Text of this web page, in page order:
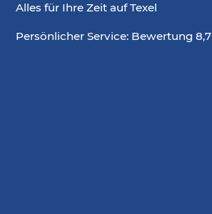
Alles für Ihre Zeit auf Texel
Persönlicher Service: Bewertung 8,7